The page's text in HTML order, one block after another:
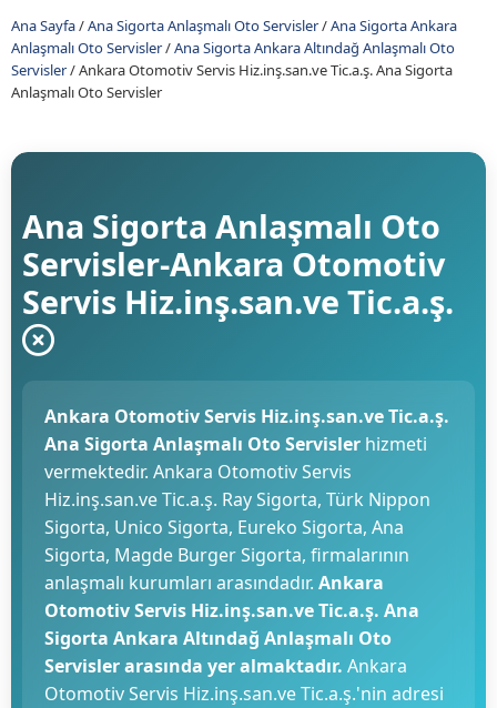
Ana Sayfa/Ana Sigorta Anlaşmalı Oto Servisler/Ana Sigorta Ankara
Anlaşmalı Oto Servisler/Ana Sigorta Ankara Altındağ Anlaşmalı Oto
Servisler/Ankara Otomotiv Servis Hiz.inş.san.ve Tic.a.ş. Ana Sigorta
Anlaşmalı Oto Servisler
Ana Sigorta Anlaşmalı Oto
Servisler-Ankara Otomotiv
Servis Hiz.inş.san.ve Tic.a.ş.
Ankara Otomotiv Servis Hiz.inş.san.ve Tic.a.ş.
Ana Sigorta Anlaşmalı Oto Servisler hizmeti
vermektedir. Ankara Otomotiv Servis
Hiz.inş.san.ve Tic.a.ş. Ray Sigorta, Türk Nippon
Sigorta, Unico Sigorta, Eureko Sigorta, Ana
Sigorta, Magde Burger Sigorta, firmalarının
anlaşmalı kurumları arasındadır. Ankara
Otomotiv Servis Hiz.inş.san.ve Tic.a.ş. Ana
Sigorta Ankara Altındağ Anlaşmalı Oto
Servisler arasında yer almaktadır. Ankara
Otomotiv Servis Hiz.inş.san.ve Tic.a.ş.'nin adresi